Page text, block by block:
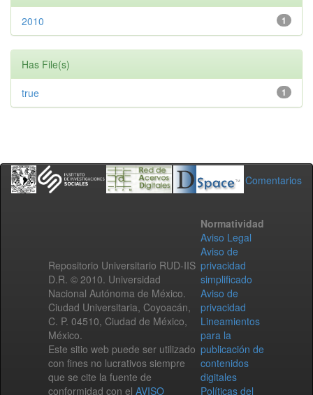
1
2010
Has File(s)
1
true
Comentarios
Repositorio Universitario RUD-IIS
D.R. © 2010. Universidad
Nacional Autónoma de México.
Ciudad Universitaria, Coyoacán,
C. P. 04510, Ciudad de México,
México.
Este sitio web puede ser utilizado
con fines no lucrativos siempre
que se cite la fuente de
conformidad con el AVISO
Normatividad
Aviso Legal
Aviso de
privacidad
simplificado
Aviso de
privacidad
Lineamientos
para la
publicación de
contenidos
digitales
Políticas del